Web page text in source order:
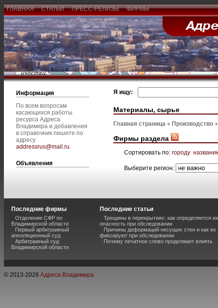
ГЛАВНАЯ СТАТЬИ ПРЕСС-РЕЛИЗЫ ФИРМЫ
Информация
По всем вопросам
касающихся работы
ресурса Адреса
Владимира и добавления
в справочник пишите по
адресу
addressrus@mail.ru.
Объявления
Я ищу:
Материалы, сырье
Главная страница Производство
Фирмы раздела
Сортировать по: городу
Выберите регион:
Последние фирмы
Отделение СФР по
Владимирской области
Первый арбитражный
апелляционный суд
Арбитражный суд
Владимирской области
Последние статьи
Трещины в перекрытиях: как определяется их
опасность при обследовании
Причины деформаций несущих стен и как их
фиксируют при обследовании
Почему печатное слово продолжает влиять
© 2013-2026 Адреса Владимира